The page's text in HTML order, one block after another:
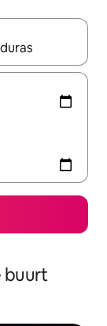
je een keuze
buurt